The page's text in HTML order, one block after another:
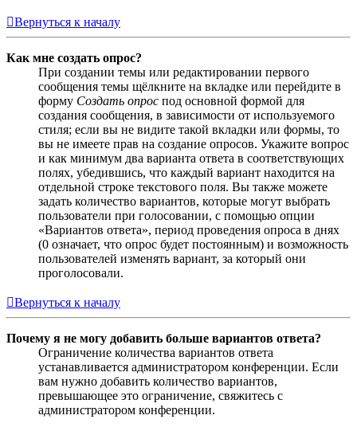
Вернуться к началу
Как мне создать опрос?
При создании темы или редактировании первого
сообщения темы щёлкните на вкладке или перейдите в
форму Создать опрос под основной формой для
создания сообщения, в зависимости от используемого
стиля; если вы не видите такой вкладки или формы, то
вы не имеете прав на создание опросов. Укажите вопрос
и как минимум два варианта ответа в соответствующих
полях, убедившись, что каждый вариант находится на
отдельной строке текстового поля. Вы также можете
задать количество вариантов, которые могут выбрать
пользователи при голосовании, с помощью опции
«Вариантов ответа», период проведения опроса в днях
(0 означает, что опрос будет постоянным) и возможность
пользователей изменять вариант, за который они
проголосовали.
Вернуться к началу
Почему я не могу добавить больше вариантов ответа?
Ограничение количества вариантов ответа
устанавливается администратором конференции. Если
вам нужно добавить количество вариантов,
превышающее это ограничение, свяжитесь с
администратором конференции.